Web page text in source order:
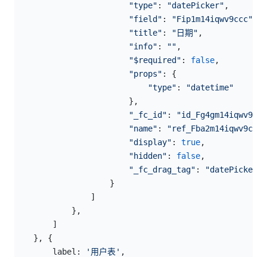
                        "type"
: "datePicker" ,
                        "field"
: "Fip1m14iqwv9ccc"
                        "title"
: "日期" ,
                        "info"
: "" ,
                        "$required"
: false,
                        "props"
: {
                            "type"
:
"datetime"
                        },
                        "_fc_id"
:
                        "name"
:
"ref_Fba2m14iqwv9cec"
                        "display"
: true,
                        "hidden"
: false,
                        "_fc_drag_tag"
:
"datePicker"
                    }
                ]
            },
        ]
    }, {
        label:
'用户表' ,